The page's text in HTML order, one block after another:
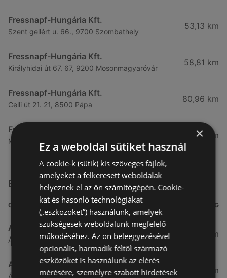
Fressnapf-Hungária Kft.
Szent gellért u. 66., 9700 Szombathely
53,13 km
Fressnapf-Hungária Kft.
Királyhidai út 67. 67, 9200 Mosonmagyaróvár
58,81 km
Fressnapf-Hungária Kft.
Celli út 21. 21, 8500 Pápa
80,96 km
Fressnapf-Hungária Kft.
Malomszéki út 7 9, 9024 Győr
83,25 km
Egyéb Szupermarketek üzletek a közelben
CÍM TÁVOLSÁG
Aldi
Ágfalvi út 4/A., 9400 Sopron
3,26 km
ALDI
Ágfalvi út 4/a, 9400 Sopron
3,26 km
×
Ez a weboldal sütiket használ
A cookie-k (sütik) kis szöveges fájlok,
amelyeket a felkeresett weboldalak
helyeznek el az ön számítógépén. Cookie-
kat és hasonló technológiákat
(„eszközöket”) használunk, amelyek
szükségesek weboldalunk megfelelő
működéséhez. Az ön beleegyezésével
opcionális, harmadik féltől származó
eszközöket is használunk az elérés
mérésére, személyre szabott hirdetések